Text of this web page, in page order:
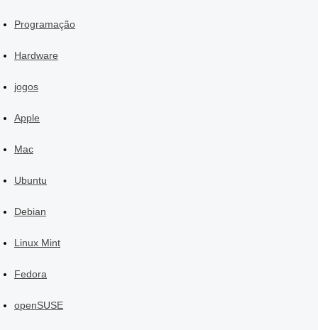
Programação
Hardware
jogos
Apple
Mac
Ubuntu
Debian
Linux Mint
Fedora
openSUSE